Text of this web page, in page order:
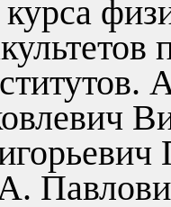
Ответы
Сафонов